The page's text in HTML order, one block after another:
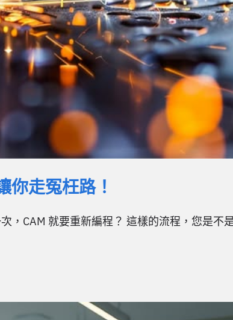
走冤枉路！
，CAM 就要重新編程？ 這樣的流程，您是不